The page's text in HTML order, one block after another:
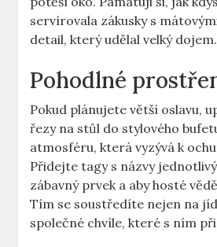
servírovala zákusky s
detail, který udělal velký dojem.
Pohodlné
Pokud plánujete větší oslavu,
řezy na stůl do stylového
atmosféru, která vyzývá k
Přidejte tagy s názvy
zábavný prvek a aby hosté
Tím se soustředíte nejen na
společné chvíle, které s ním